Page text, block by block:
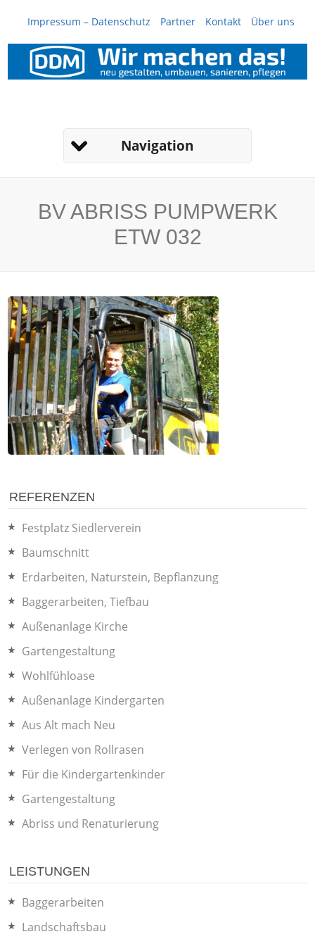
Impressum – Datenschutz Partner Kontakt Über uns
Navigation
BV ABRISS PUMPWERK
ETW 032
REFERENZEN
Festplatz Siedlerverein
Baumschnitt
Erdarbeiten, Naturstein, Bepflanzung
Baggerarbeiten, Tiefbau
Außenanlage Kirche
Gartengestaltung
Wohlfühloase
Außenanlage Kindergarten
Aus Alt mach Neu
Verlegen von Rollrasen
Für die Kindergartenkinder
Gartengestaltung
Abriss und Renaturierung
LEISTUNGEN
Baggerarbeiten
Landschaftsbau